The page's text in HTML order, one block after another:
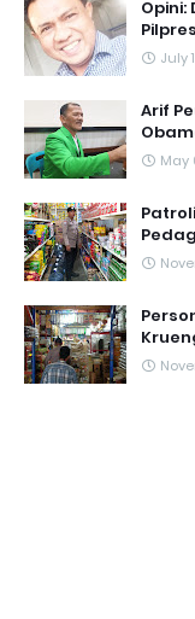
July
Arif
May